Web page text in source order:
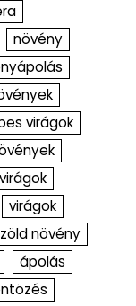
növény
virágok
virágok
zöld növény
ápolás